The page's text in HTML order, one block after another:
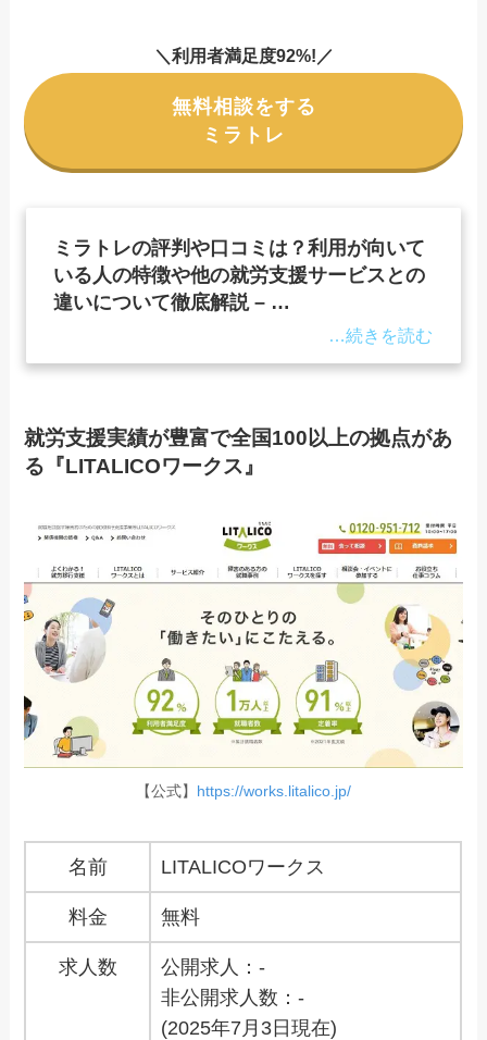
＼利用者満足度92%!／
無料相談をする
ミラトレ
ミラトレの評判や口コミは？利用が向いて
いる人の特徴や他の就労支援サービスとの
違いについて徹底解説 – …
就労支援実績が豊富で全国100以上の拠点があ
る『LITALICOワークス』
【公式】 https://works.litalico.jp/
名前 LITALICOワークス
料金 無料
求人数
公開求人：-
非公開求人数：-
(2025年7月3日現在)